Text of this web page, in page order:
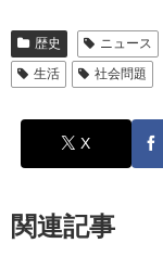
歴史 ニュース
生活
社会問題
X
関連記事